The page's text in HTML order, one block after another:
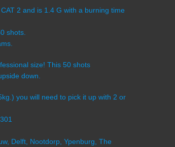
2 and is 1.4 G with a burning time
shots.
size! This 50 shots
down.
you will need to pick it up with 2 or
Delft, Nootdorp, Ypenburg, The